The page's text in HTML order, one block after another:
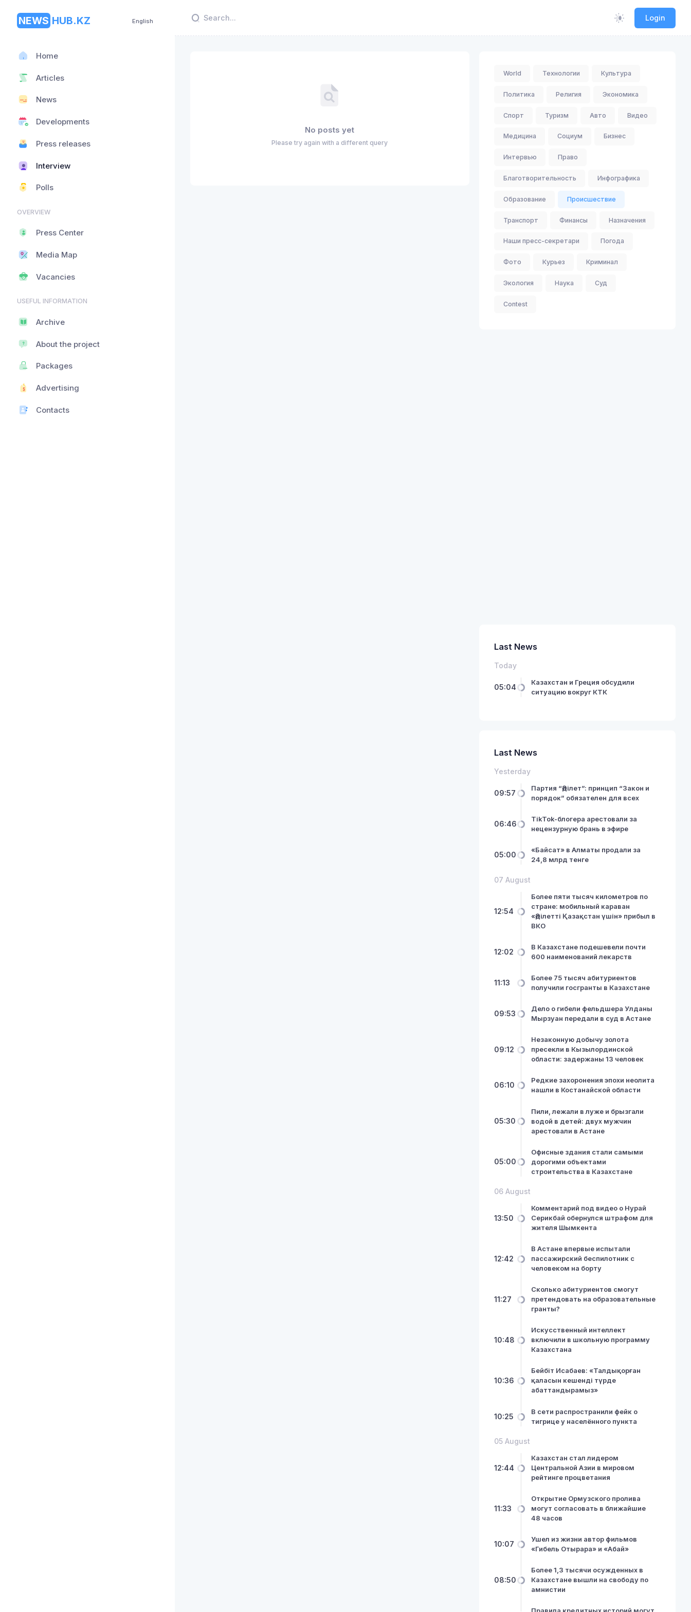
Login
NEWS HUB.KZ English
Home
Articles
News
Developments
Press releases
Interview
Polls
OVERVIEW
Press Center
Media Map
Vacancies
USEFUL INFORMATION
Archive
About the project
Packages
Advertising
Contacts
No posts yet
Please try again with a different query
World Технологии Культура
Политика Религия Экономика
Спорт Туризм Авто Видео
Медицина Социум Бизнес
Интервью Право
Благотворительность Инфографика
Образование Происшествие
Транспорт Финансы Назначения
Наши пресс-секретари Погода
Фото Курьез Криминал
Экология Наука Суд
Contest
Last News
Today
05:04
Казахстан и Греция обсудили
ситуацию вокруг КТК
Last News
Yesterday
09:57
Партия “Әділет”: принцип “Закон и
порядок” обязателен для всех
06:46
TikTok-блогера арестовали за
нецензурную брань в эфире
05:00
«Байсат» в Алматы продали за
24,8 млрд тенге
07 August
12:54
Более пяти тысяч километров по
стране: мобильный караван
«Әділетті Қазақстан үшін» прибыл в
ВКО
12:02
В Казахстане подешевели почти
600 наименований лекарств
11:13
Более 75 тысяч абитуриентов
получили госгранты в Казахстане
09:53
Дело о гибели фельдшера Улданы
Мырзуан передали в суд в Астане
09:12
Незаконную добычу золота
пресекли в Кызылординской
области: задержаны 13 человек
06:10
Редкие захоронения эпохи неолита
нашли в Костанайской области
05:30
Пили, лежали в луже и брызгали
водой в детей: двух мужчин
арестовали в Астане
05:00
Офисные здания стали самыми
дорогими объектами
строительства в Казахстане
06 August
13:50
Комментарий под видео о Нурай
Серикбай обернулся штрафом для
жителя Шымкента
12:42
В Астане впервые испытали
пассажирский беспилотник с
человеком на борту
11:27
Сколько абитуриентов смогут
претендовать на образовательные
гранты?
10:48
Искусственный интеллект
включили в школьную программу
Казахстана
10:36
Бейбіт Исабаев: «Талдықорған
қаласын кешенді түрде
абаттандырамыз»
10:25
В сети распространили фейк о
тигрице у населённого пункта
05 August
12:44
Казахстан стал лидером
Центральной Азии в мировом
рейтинге процветания
11:33
Открытие Ормузского пролива
могут согласовать в ближайшие
48 часов
10:07
Ушел из жизни автор фильмов
«Гибель Отырара» и «Абай»
08:50
Более 1,3 тысячи осужденных в
Казахстане вышли на свободу по
амнистии
NewsHub.kz 2026 ©